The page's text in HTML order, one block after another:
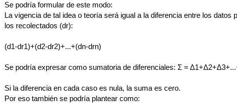
Se podría formular de este modo:
La vigencia de tal idea o teoría será igual a la diferencia entre los datos
los recolectados (dr):
(d1-dr1)+(d2-dr2)+...+(dn-drn)
Se podría expresar como sumatoria de diferenciales: Σ =
Si la diferencia en cada caso es nula, la suma es cero.
Por eso también se podría plantear como: